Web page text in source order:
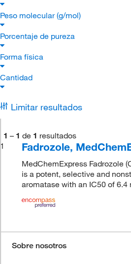
Peso molecular (g/mol)
Porcentaje de pureza
Forma física
Cantidad
Limitar resultados
1 – 1 de 1 resultados
1
Fadrozole,
MedChemExpress Fadrozole
is a potent, selective and
aromatase with an IC50 of 6.4
Sobre nosotros